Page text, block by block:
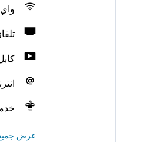
عرض جميع